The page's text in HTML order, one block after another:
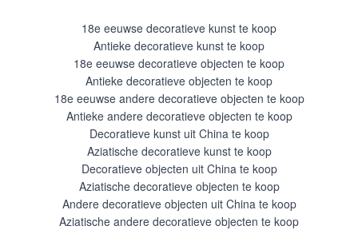
18e eeuwse decoratieve kunst te koop
Antieke decoratieve kunst te koop
18e eeuwse decoratieve objecten te koop
Antieke decoratieve objecten te koop
18e eeuwse andere decoratieve objecten te koop
Antieke andere decoratieve objecten te koop
Decoratieve kunst uit China te koop
Aziatische decoratieve kunst te koop
Decoratieve objecten uit China te koop
Aziatische decoratieve objecten te koop
Andere decoratieve objecten uit China te koop
Aziatische andere decoratieve objecten te koop